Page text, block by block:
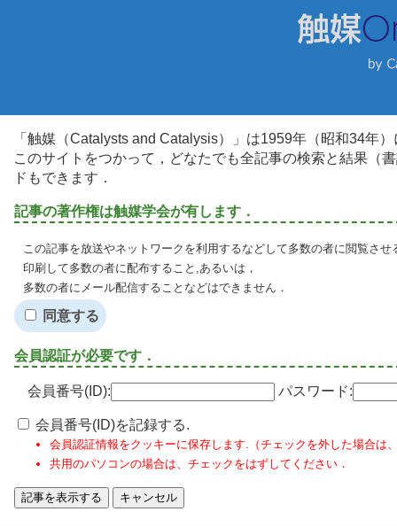
「触媒（Catalysts and Catalysis）」は1959年（昭和34年
このサイトをつかって，どなたでも全記事の検索と結果（
ドもできます．
記事の著作権は触媒学会が有します．
この記事を放送やネットワークを利用するなどして多数の者に閲覧させ
印刷して多数の者に配布すること,あるいは，
多数の者にメール配信することなどはできません．
同意する
会員認証が必要です．
会員番号(ID): パスワード:
会員番号(ID)を記録する.
会員認証情報をクッキーに保存します.（チェックを外した場合は
共用のパソコンの場合は、チェックをはずしてください．